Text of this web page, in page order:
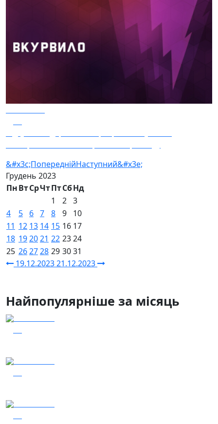
&#x3c;ПопереднійНаступний&#x3e;
Грудень 2023
ПнВтСрЧтПтСбНд
1
2 3
4
5 6 7 8 9
10
11 12 13 14 15 16 17
18 192021 22 2324
25 262728 29 3031
19.12.202321.12.2023
Найпопулярніше за місяць